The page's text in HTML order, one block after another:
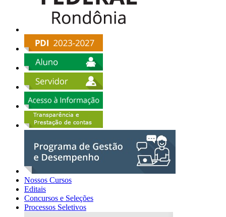
Nossos Cursos
Editais
Concursos e Seleções
Processos Seletivos